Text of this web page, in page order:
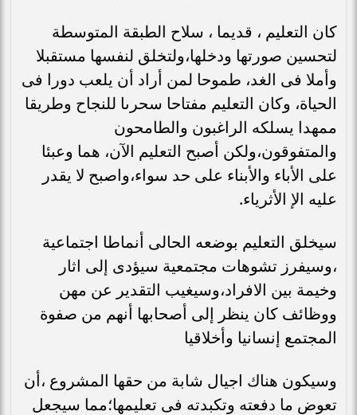
كان التعليم ، قديما ، سلاح الطبقة المتوسطة
لتحسين صورتها ودخلها،ولتخلق لنفسها مستقبلا
وأملا فى الغد، طموحا لمن أراد أن يلعب دورا فى
الحياة، وكان التعليم مفتاحا سحرىا للنجاح وطريقا
ممهدا يسلكه الراغبون والطامحون
والمتفوقون،ولكن أصبح التعليم الآن، هما وعبئا
على الأباء والأبناء على حد سواء،واصبح لا يقدر
عليه الإ الأثرياء.
سيخلق التعليم بوضعه الحالى أنماطا اجتماعية
،وسيفرز تشوهات مجتمعية سيؤدى إلى اثار
وخيمة بين الافراد،وسيغيب التقدير عن مهن
ووظائف كان ينظر إلى أصحابها أنهم من صفوة
المجتمع إنسانيا وأخلاقيا
وسيكون هناك اجيال شابة من حقها المشروع ،أن
تعوض ما دفعته وتكبدته فى تعليمها؛مما سيجعل